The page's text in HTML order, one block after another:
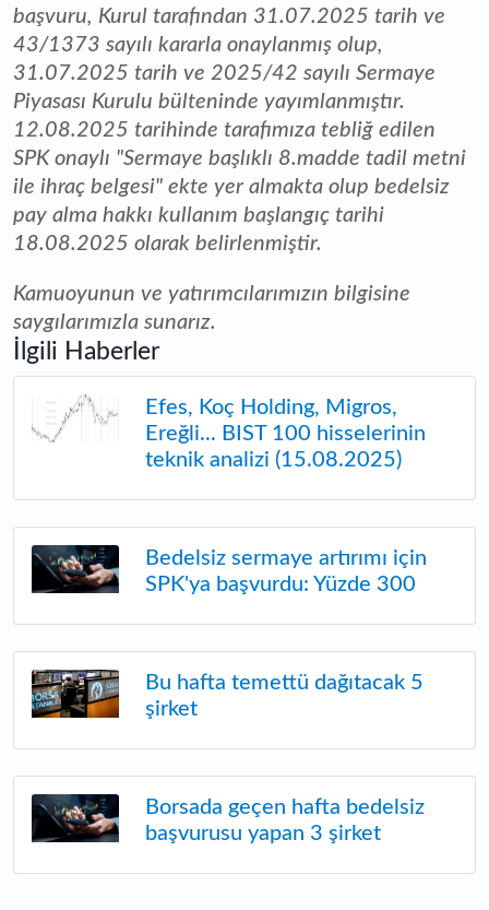
başvuru, Kurul tarafından 31.07.2025 tarih ve
43/1373 sayılı kararla onaylanmış olup,
31.07.2025 tarih ve 2025/42 sayılı Sermaye
Piyasası Kurulu bülteninde yayımlanmıştır.
12.08.2025 tarihinde tarafımıza tebliğ edilen
SPK onaylı "Sermaye başlıklı 8.madde tadil metni
ile ihraç belgesi" ekte yer almakta olup bedelsiz
pay alma hakkı kullanım başlangıç tarihi
18.08.2025 olarak belirlenmiştir.
Kamuoyunun ve yatırımcılarımızın bilgisine
saygılarımızla sunarız.
İlgili Haberler
Efes, Koç Holding, Migros,
Ereğli... BIST 100 hisselerinin
teknik analizi (15.08.2025)
Bedelsiz sermaye artırımı için
SPK'ya başvurdu: Yüzde 300
Bu hafta temettü dağıtacak 5
şirket
Borsada geçen hafta bedelsiz
başvurusu yapan 3 şirket